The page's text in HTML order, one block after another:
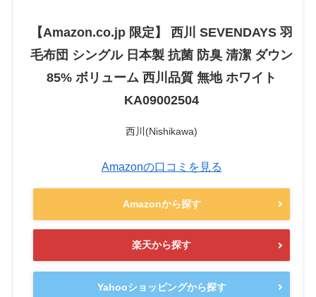
【Amazon.co.jp 限定】 西川 SEVENDAYS 羽
毛布団 シングル 日本製 抗菌 防臭 清潔 ダウン
85% ボリューム 西川品質 無地 ホワイト
KA09002504
西川(Nishikawa)
Amazonの口コミを見る
Amazonから探す
楽天から探す
Yahooショッピングから探す